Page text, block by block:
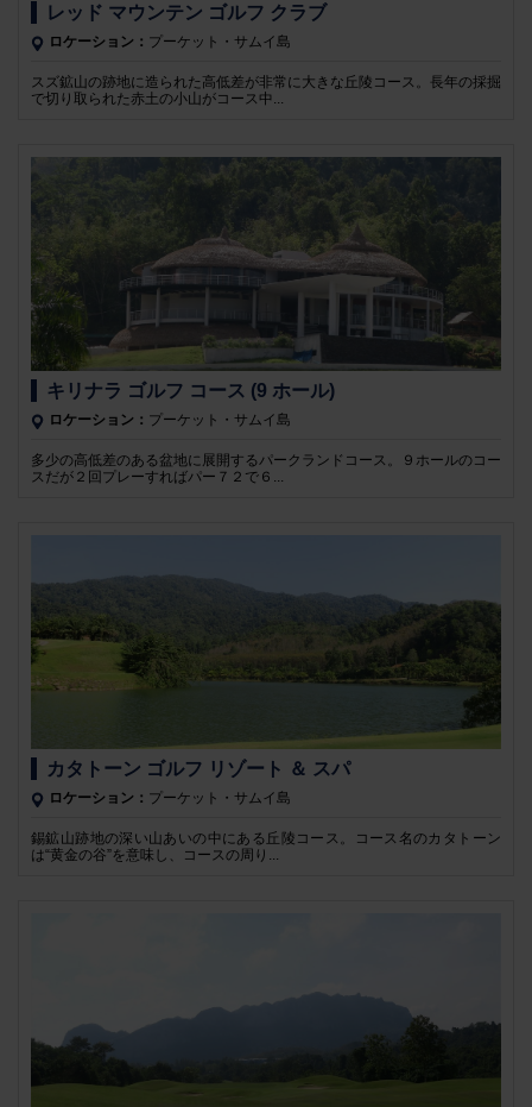
レッド マウンテン ゴルフ クラブ
ロケーション： プーケット・サムイ島
スズ鉱山の跡地に造られた高低差が非常に大きな丘陵コース。長年の採掘
で切り取られた赤土の小山がコース中...
キリナラ ゴルフ コース (9 ホール)
ロケーション： プーケット・サムイ島
多少の高低差のある盆地に展開するパークランドコース。９ホールのコー
スだが２回プレーすればパー７２で６...
カタトーン ゴルフ リゾート ＆ スパ
ロケーション： プーケット・サムイ島
錫鉱山跡地の深い山あいの中にある丘陵コース。コース名のカタトーン
は“黄金の谷”を意味し、コースの周り...